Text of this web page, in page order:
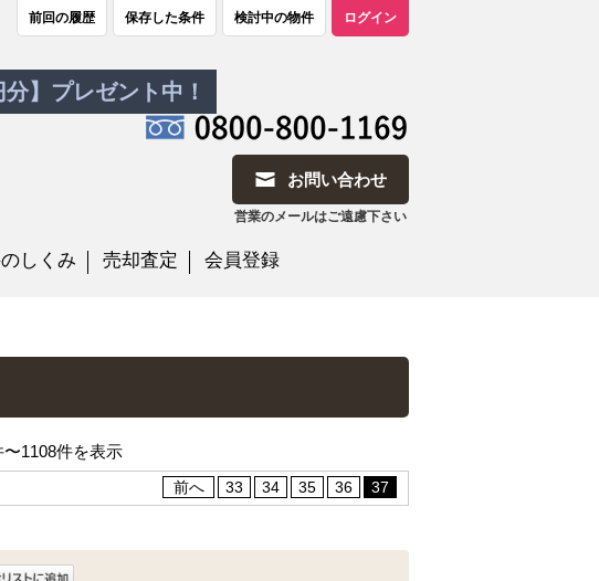
前回の履歴 保存した条件 検討中の物件 ログイン
】プレゼント中！
お問い合わせ
営業のメールはご遠慮下さい
しくみ 売却査定 会員登録
1108件を表示
前へ 33 34 35 36 37